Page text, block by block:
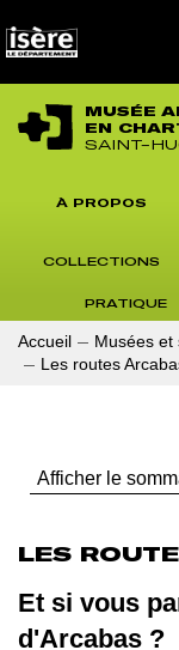
MUSÉE
EN
SAINT-
À PROPOS
COLLECTIONS
PRATIQUE
Accueil Musées et
Les routes
Afficher le
LES
Et si vous
d'Arcabas ?